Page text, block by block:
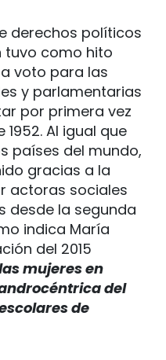
derechos políticos
tuvo como hito
voto para las
y parlamentarias
por primera vez
Al igual que
países del mundo,
gracias a la
actoras sociales
desde la segunda
indica María
del 2015
mujeres en
del
de